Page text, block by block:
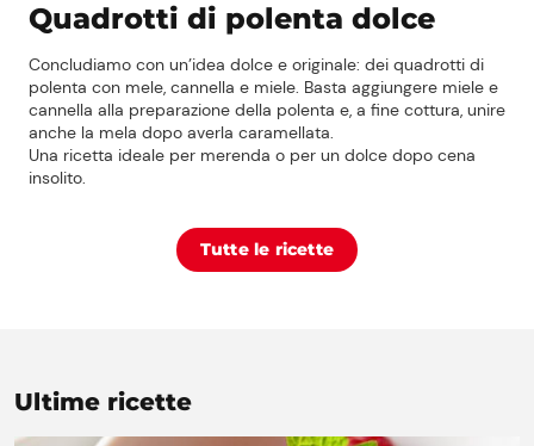
Quadrotti di polenta dolce
Concludiamo con un’idea dolce e originale: dei quadrotti di
polenta con mele, cannella e miele. Basta aggiungere miele e
cannella alla preparazione della polenta e, a fine cottura, unire
anche la mela dopo averla caramellata.
Una ricetta ideale per merenda o per un dolce dopo cena
insolito.
Tutte le ricette
Ultime ricette